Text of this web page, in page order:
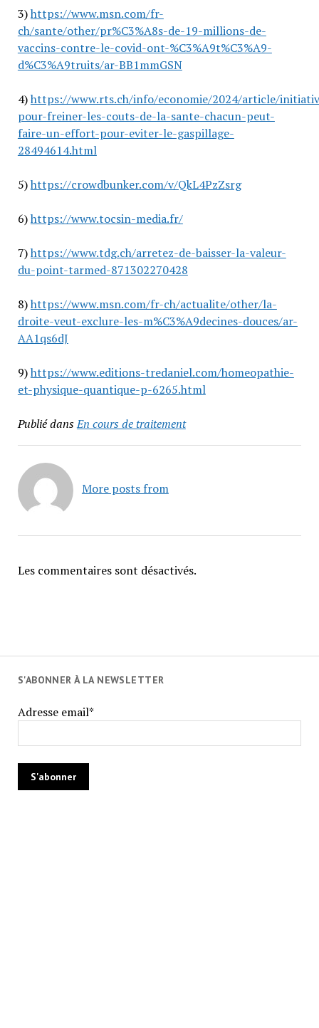
3)https://www.msn.com/fr-
ch/sante/other/pr%C3%A8s-de-19-millions-de-
vaccins-contre-le-covid-ont-%C3%A9t%C3%A9-
d%C3%A9truits/ar-BB1mmGSN
4)https://www.rts.ch/info/economie/2024/article/
pour-freiner-les-couts-de-la-sante-chacun-peut-
faire-un-effort-pour-eviter-le-gaspillage-
28494614.html
5)https://crowdbunker.com/v/QkL4PzZsrg
6)https://www.tocsin-media.fr/
7)https://www.tdg.ch/arretez-de-baisser-la-valeur-
du-point-tarmed-871302270428
8)https://www.msn.com/fr-ch/actualite/other/la-
droite-veut-exclure-les-m%C3%A9decines-douces/ar-
AA1qs6dJ
9)https://www.editions-tredaniel.com/homeopathie-
et-physique-quantique-p-6265.html
Publié dansEn cours de traitement
More posts from
Les commentaires sont désactivés.
S'ABONNER À LA NEWSLETTER
Adresse email*